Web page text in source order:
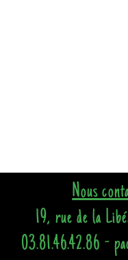
Nous
19, rue de la
03.81.46.42.86 -